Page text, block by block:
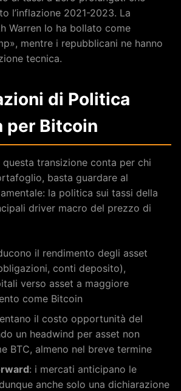
l’inflazione 2021-2023. La
Warren lo ha bollato come
mentre i repubblicani ne hanno
tecnica.
di Politica
per Bitcoin
questa transizione conta per chi
basta guardare al
la politica sui tassi della
driver macro del prezzo di
il rendimento degli asset
conti deposito),
verso asset a maggiore
come Bitcoin
il costo opportunità del
un headwind per asset non
BTC, almeno nel breve termine
: i mercati anticipano le
anche solo una dichiarazione